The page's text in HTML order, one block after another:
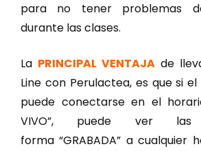
para no tener problemas
durante las clases.
La PRINCIPAL VENTAJA de
Line con Perulactea, es que si
puede conectarse en el
VIVO”, puede ver
forma “GRABADA” a cualquier